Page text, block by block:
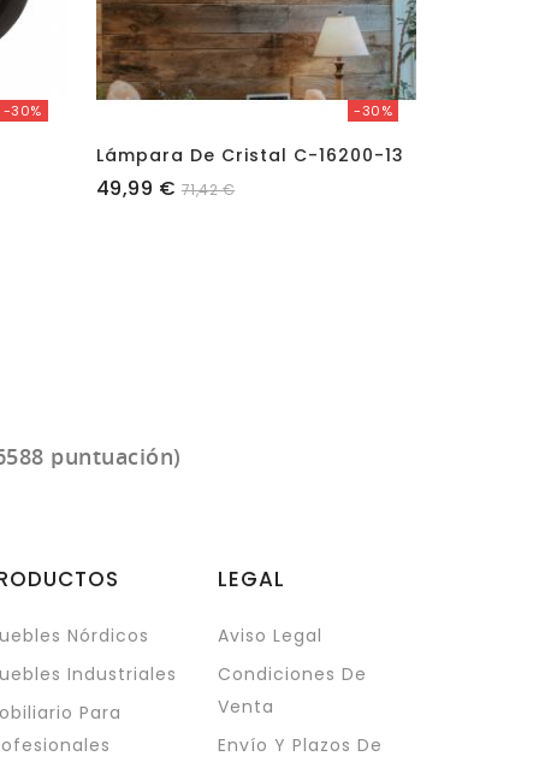
-30% -30%
Lámpara De Cristal C-16200-13
Precio
49,99 € 71,42 €
puntuación)
Nórdicos
Industriales
Para
LEGAL
Aviso Legal
Condiciones De
Venta
Envío Y Plazos De